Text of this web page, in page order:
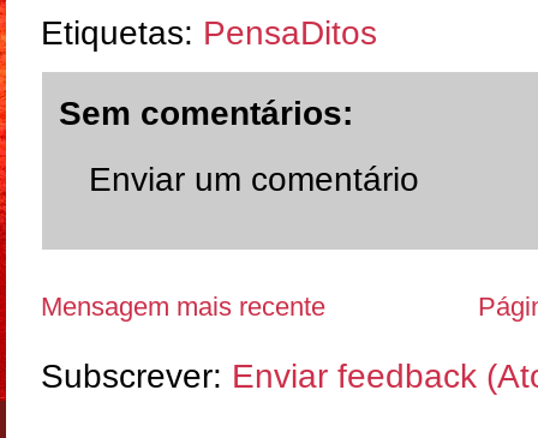
Etiquetas: PensaDitos
Sem comentários:
Enviar um comentário
Mensagem mais recente
Subscrever: Enviar feedback